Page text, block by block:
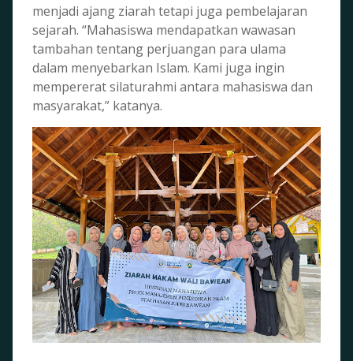
menjadi ajang ziarah tetapi juga pembelajaran
sejarah. “Mahasiswa mendapatkan wawasan
tambahan tentang perjuangan para ulama
dalam menyebarkan Islam. Kami juga ingin
mempererat silaturahmi antara mahasiswa dan
masyarakat,” katanya.